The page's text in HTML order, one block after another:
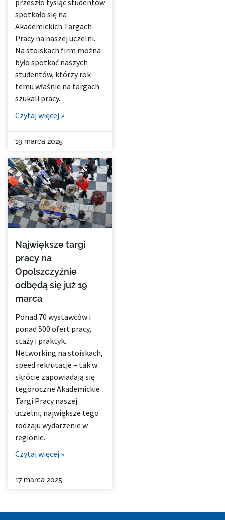
przeszło tysiąc studentów
spotkało się na
Akademickich Targach
Pracy na naszej uczelni.
Na stoiskach firm można
było spotkać naszych
studentów, którzy rok
temu właśnie na targach
szukali pracy.
Czytaj więcej »
19 marca 2025
Największe targi
pracy na
Opolszczyźnie
odbędą się już 19
marca
Ponad 70 wystawców i
ponad 500 ofert pracy,
staży i praktyk.
Networking na stoiskach,
speed rekrutacje – tak w
skrócie zapowiadają się
tegoroczne Akademickie
Targi Pracy naszej
uczelni, największe tego
rodzaju wydarzenie w
regionie.
Czytaj więcej »
17 marca 2025